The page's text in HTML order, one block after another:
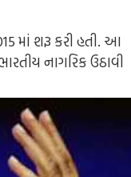
માં શરૂ કરી હતી. આ
નાગરિક ઉઠાવી